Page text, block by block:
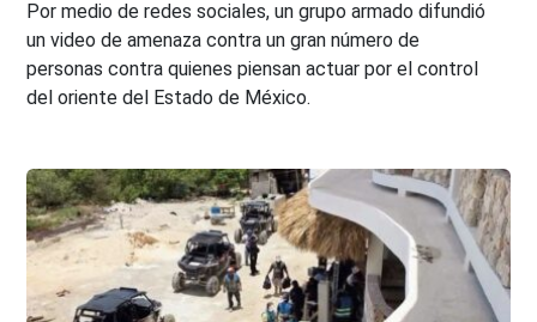
Por medio de redes sociales, un grupo armado difundió
un video de amenaza contra un gran número de
personas contra quienes piensan actuar por el control
del oriente del Estado de México.